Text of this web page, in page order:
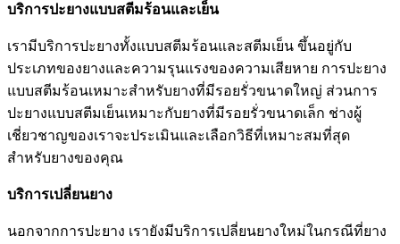
บริการปะยางแบบสตีมร้อนและเย็น
เรามีบริการปะยางทั้งแบบสตีมร้อนและสตีมเย็น ขึ้นอยู่กับ
ประเภทของยางและความรุนแรงของความเสียหาย การปะยาง
แบบสตีมร้อนเหมาะสำหรับยางที่มีรอยรั่วขนาดใหญ่ ส่วนการ
ปะยางแบบสตีมเย็นเหมาะกับยางที่มีรอยรั่วขนาดเล็ก ช่างผู้
เชี่ยวชาญของเราจะประเมินและเลือกวิธีที่เหมาะสมที่สุด
สำหรับยางของคุณ
บริการเปลี่ยนยาง
นอกจากการปะยาง เรายังมีบริการเปลี่ยนยางใหม่ในกรณีที่ยาง